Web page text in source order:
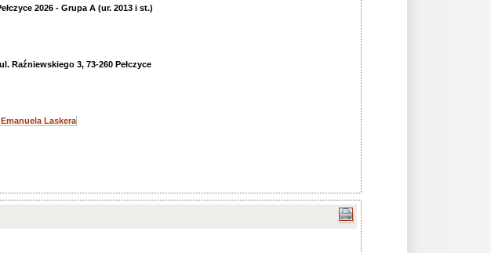
2026 - Grupa A (ur. 2013 i st.)
Raźniewskiego 3, 73-260 Pełczyce
Laskera